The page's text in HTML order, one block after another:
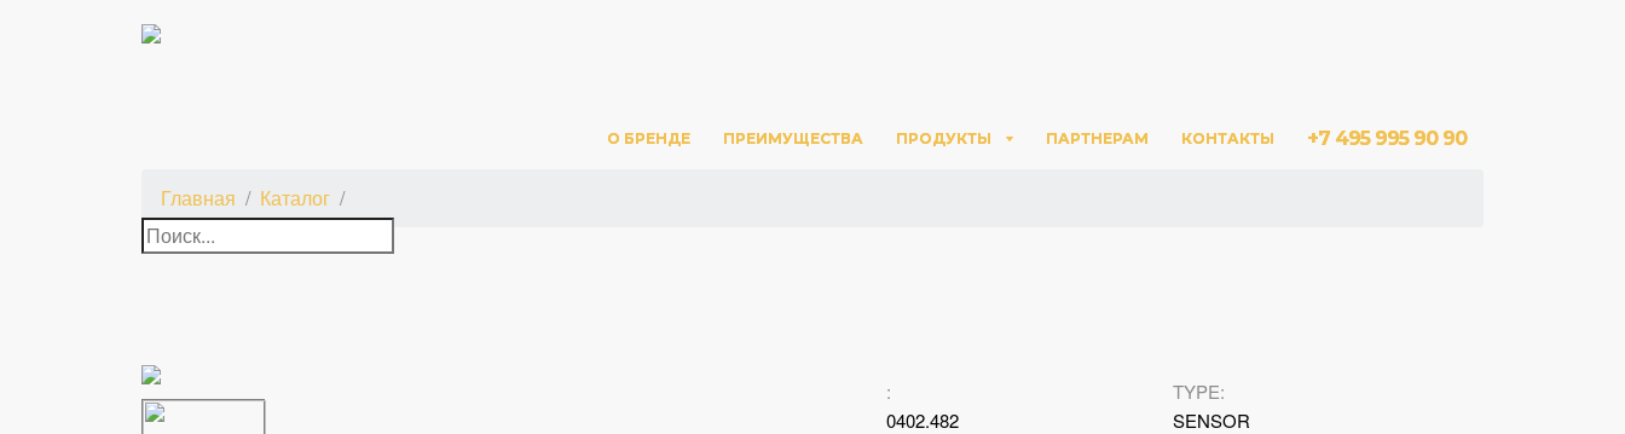
О БРЕНДЕ ПРЕИМУЩЕСТВА ПРОДУКТЫ ПАРТНЕРАМ КОНТАКТЫ +7 495 995 90 90
Главная Каталог
О БРЕНДЕ ПРЕИМУЩЕСТВА ПРОДУКТЫ ПАРТНЕРАМ КОНТАКТЫ +7 495 995 90 90
:
0402.482
TYPE:
SENSOR